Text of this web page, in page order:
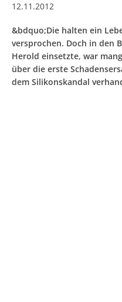
12.11.2012
&bdquo;Die halten ein
versprochen. Doch in den
Herold einsetzte, war
über die erste
dem Silikonskandal